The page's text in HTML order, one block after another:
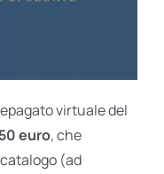
virtuale del
euro, che
(ad